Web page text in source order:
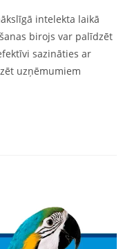
intelekta laikā
birojs var palīdzēt
sazināties ar
uzņēmumiem